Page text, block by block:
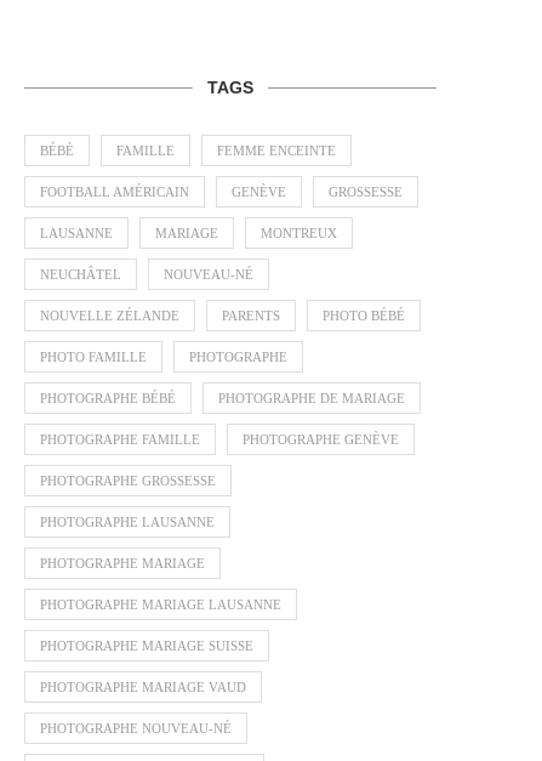
TAGS
BÉBÉ FAMILLE FEMME ENCEINTE
FOOTBALL AMÉRICAIN GENÈVE GROSSESSE
LAUSANNE MARIAGE MONTREUX
NEUCHÂTEL NOUVEAU-NÉ
NOUVELLE ZÉLANDE PARENTS PHOTO BÉBÉ
PHOTO FAMILLE PHOTOGRAPHE
PHOTOGRAPHE BÉBÉ PHOTOGRAPHE DE MARIAGE
PHOTOGRAPHE FAMILLE PHOTOGRAPHE GENÈVE
PHOTOGRAPHE GROSSESSE
PHOTOGRAPHE LAUSANNE
PHOTOGRAPHE MARIAGE
PHOTOGRAPHE MARIAGE LAUSANNE
PHOTOGRAPHE MARIAGE SUISSE
PHOTOGRAPHE MARIAGE VAUD
PHOTOGRAPHE NOUVEAU-NÉ